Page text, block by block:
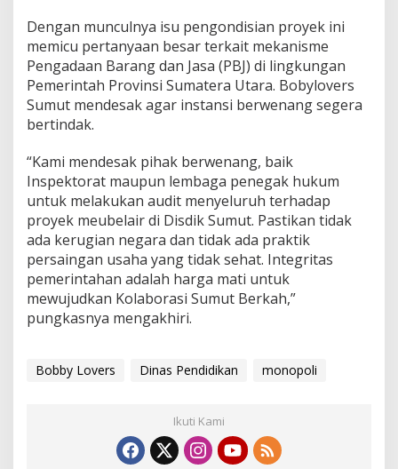
Dengan munculnya isu pengondisian proyek ini
memicu pertanyaan besar terkait mekanisme
Pengadaan Barang dan Jasa (PBJ) di lingkungan
Pemerintah Provinsi Sumatera Utara. Bobylovers
Sumut mendesak agar instansi berwenang segera
bertindak.
“Kami mendesak pihak berwenang, baik
Inspektorat maupun lembaga penegak hukum
untuk melakukan audit menyeluruh terhadap
proyek meubelair di Disdik Sumut. Pastikan tidak
ada kerugian negara dan tidak ada praktik
persaingan usaha yang tidak sehat. Integritas
pemerintahan adalah harga mati untuk
mewujudkan Kolaborasi Sumut Berkah,”
pungkasnya mengakhiri.
Bobby Lovers Dinas Pendidikan monopoli
Ikuti Kami